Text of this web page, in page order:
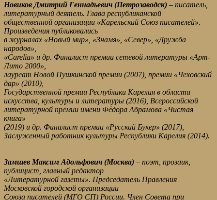
Новиков Дмитрий Геннадьевич (Петрозаводск) – писатель,
литературный деятель. Глава республиканской
общественной организации «Карельский Союз писателей».
Произведения публиковались
в журналах «Новый мир», «Знамя», «Север», «Дружба
народов»,
«Carelia» и др. Финалист премии сетевой литературы «Арт-
Лито 2000»,
лауреат Новой Пушкинской премии (2007), премии «Чеховский
дар» (2010),
Государственной премии Республики Карелия в области
искусства, культуры и литературы (2016), Всероссийской
литературной премии имени Фёдора Абрамова «Чистая
книга»
(2019) и др. Финалист премии «Русский Букер» (2017),
Заслуженный работник культуры Республики Карелия (2014).
Замшев Максим Адольфович (Москва) – поэт, прозаик,
публицист, главный редактор
«Литературной газеты». Председатель Правления
Московской городской организации
Союза писателей (МГО СП) России. Член Совета при